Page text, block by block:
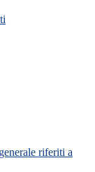
riferiti a